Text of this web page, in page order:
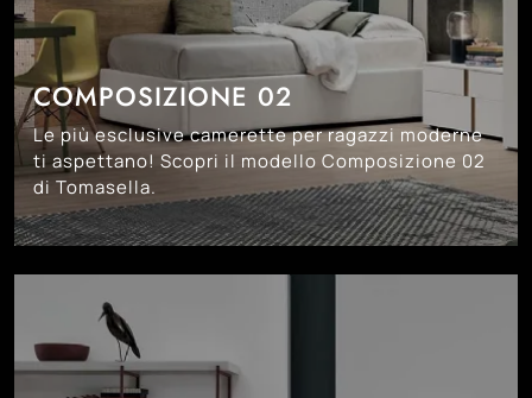
COMPOSIZIONE 02
Le più esclusive camerette per ragazzi moderne
ti aspettano! Scopri il modello Composizione 02
di Tomasella.